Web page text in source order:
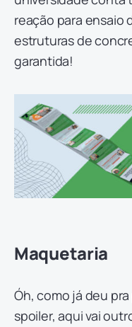
reação para ensaio
estruturas de
garantida!
Maquetaria
Óh, como já deu
spoiler, aqui vai